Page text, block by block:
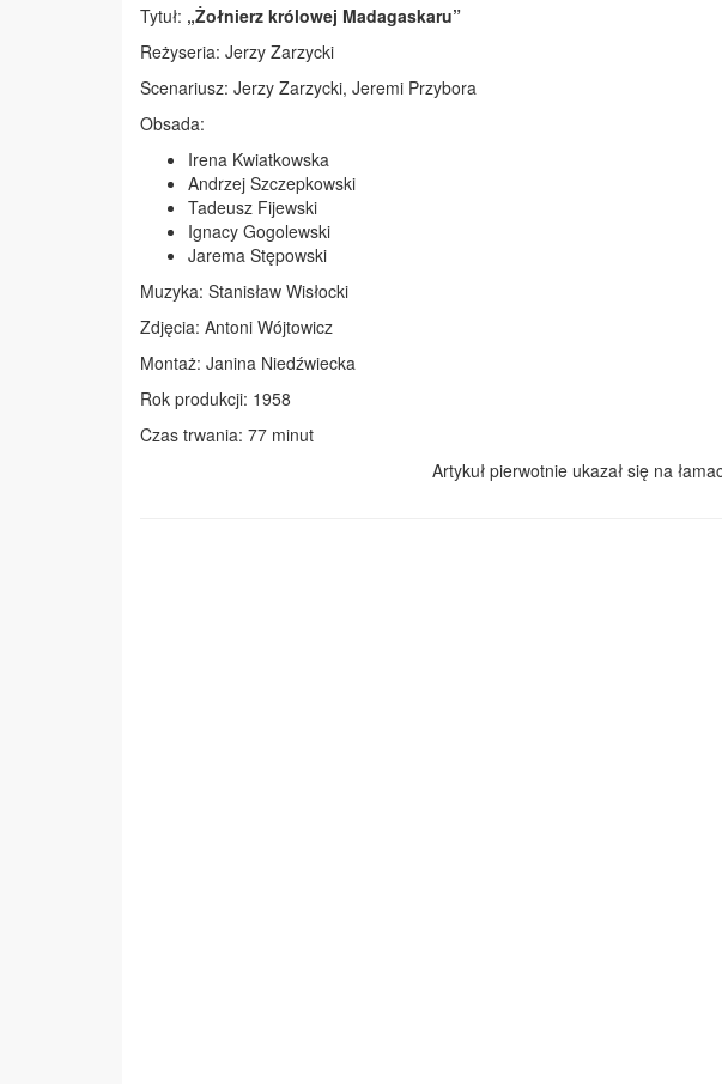
Tytuł: „Żołnierz królowej Madagaskaru”
Reżyseria: Jerzy Zarzycki
Scenariusz: Jerzy Zarzycki, Jeremi Przybora
Obsada:
Irena Kwiatkowska
Andrzej Szczepkowski
Tadeusz Fijewski
Ignacy Gogolewski
Jarema Stępowski
Muzyka: Stanisław Wisłocki
Zdjęcia: Antoni Wójtowicz
Montaż: Janina Niedźwiecka
Rok produkcji: 1958
Czas trwania: 77 minut
Artykuł pierwotnie ukazał się na